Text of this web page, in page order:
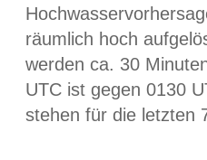
räumlich hoch
werden ca. 30
UTC ist gegen 0130
stehen für die letzten